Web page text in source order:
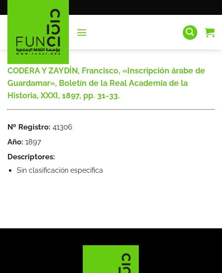
al
CODERA Y ZAYDÍN, Francisco, «Inscripción árabe de
Guardamar», Boletín de la Real Academia de la
Historia, XXXI, 1897, pp. 31-33.
Nº Registro: 41306
Año: 1897
Descriptores:
Sin clasificación específica